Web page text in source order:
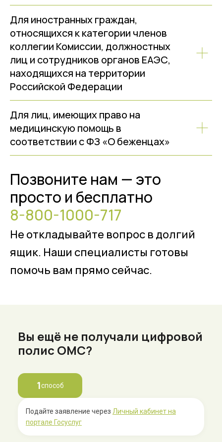
Для иностранных граждан,
относящихся к категории членов
коллегии Комиссии, должностных
лиц и сотрудников органов ЕАЭС,
находящихся на территории
Российской Федерации
Для лиц, имеющих право на
медицинскую помощь в
соответствии с ФЗ «О беженцах»
Позвоните нам — это
просто и бесплатно
8-800-1000-717
Не откладывайте вопрос в долгий
ящик. Наши специалисты готовы
помочь вам прямо сейчас.
Вы ещё не получали цифровой
полис ОМС?
1способ
Подайте заявление через Личный кабинет на
портале Госуслуг